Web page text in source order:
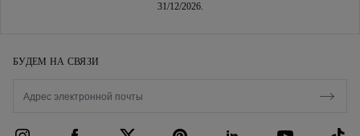
31/12/2026.
БУДЕМ НА СВЯЗИ